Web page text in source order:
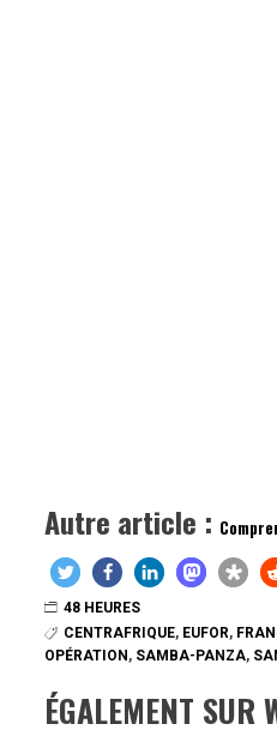
Autre article :
48 HEURES
CENTRAFRIQUE, EUFOR,
OPÉRATION, SAMBA-PANZA,
ÉGALEMENT SUR